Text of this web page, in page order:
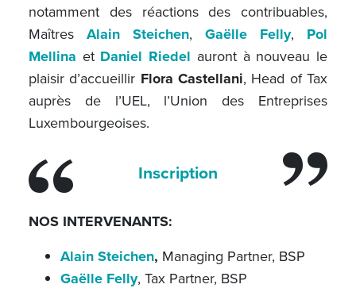
notamment des réactions des contribuables,
Maîtres Alain Steichen,Gaëlle Felly,
Pol
Mellina et Daniel Riedel auront à nouveau le
plaisir d’accueillir Flora Castellani, Head of Tax
auprès de l’UEL, l’Union des Entreprises
Luxembourgeoises.
Inscription
NOS INTERVENANTS:
Alain Steichen, Managing Partner, BSP
Gaëlle Felly, Tax Partner, BSP